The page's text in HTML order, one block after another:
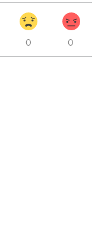
0 0